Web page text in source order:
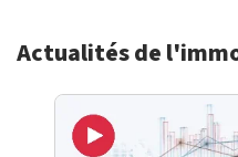
Actualités de